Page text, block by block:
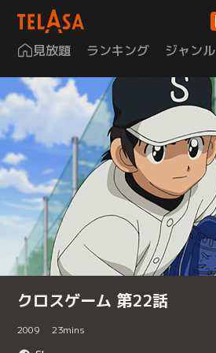
見放題 ランキング ジャンル
クロスゲーム 第22話
2009 23mins